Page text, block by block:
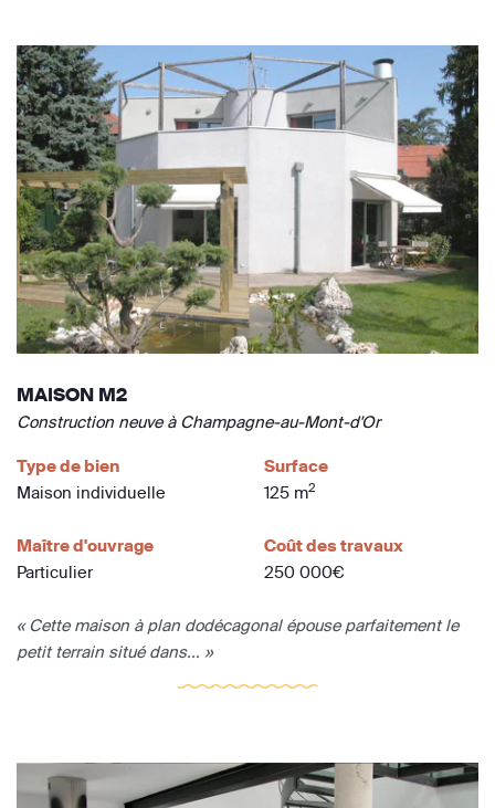
MAISON M2
Construction neuve à Champagne-au-Mont-d'Or
Type de bien
Maison individuelle
Surface
125 m2
Maître d'ouvrage
Particulier
Coût des travaux
250 000€
« Cette maison à plan dodécagonal épouse parfaitement le
petit terrain situé dans... »